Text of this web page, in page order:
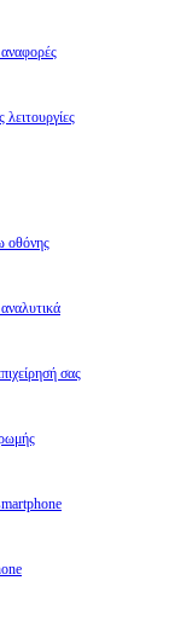
οθόνης
σας